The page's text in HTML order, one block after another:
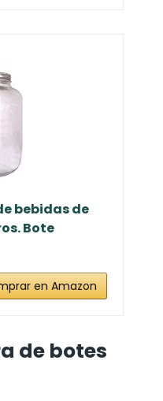
bebidas de
Bote
en Amazon
de botes